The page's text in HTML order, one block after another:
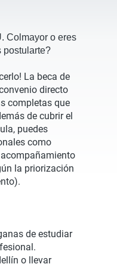
Colmayor o eres
postularte?
La beca de
directo
completas que
de cubrir el
puedes
como
la priorización
de estudiar
o llevar